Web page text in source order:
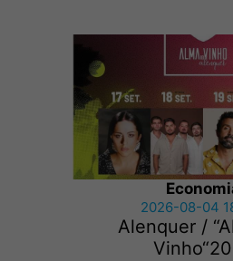
2026-08-04
Alenquer /